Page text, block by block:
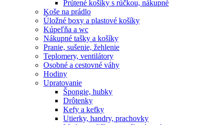
Prútené košíky s rúčkou, nákupné
Koše na prádlo
Úložné boxy a plastové košíky
Kúpeľňa a wc
Nákupné tašky a košíky
Pranie, sušenie, žehlenie
Teplomery, ventilátory
Osobné a cestovné váhy
Hodiny
Upratovanie
Špongie, hubky
Drôtenky
Kefy a kefky
Utierky, handry, prachovky